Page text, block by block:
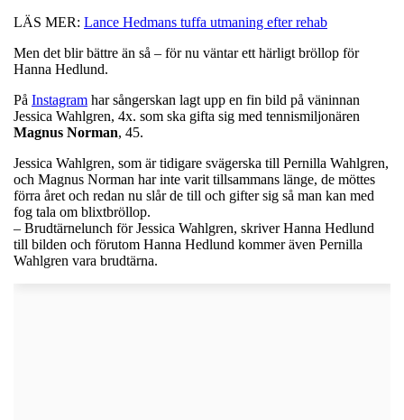
LÄS MER: Lance Hedmans tuffa utmaning efter rehab
Men det blir bättre än så – för nu väntar ett härligt bröllop för
Hanna Hedlund.
På Instagram har sångerskan lagt upp en fin bild på väninnan
Jessica Wahlgren, 4x. som ska gifta sig med tennismiljonären
Magnus Norman, 45.
Jessica Wahlgren, som är tidigare svägerska till Pernilla Wahlgren,
och Magnus Norman har inte varit tillsammans länge, de möttes
förra året och redan nu slår de till och gifter sig så man kan med
fog tala om blixtbröllop.
– Brudtärnelunch för Jessica Wahlgren, skriver Hanna Hedlund
till bilden och förutom Hanna Hedlund kommer även Pernilla
Wahlgren vara brudtärna.